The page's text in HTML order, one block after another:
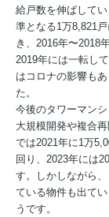
給戸数を伸ばして
準となる1万8,821
き、2016年〜2018
2019年には一転し
はコロナの影響も
た。
今後のタワーマン
大規模開発や複合
では2021年に1万
回り、2023年には
す。しかしながら
ている物件も出て
うです。